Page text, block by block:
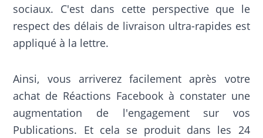
sociaux. C'est dans cette perspective que le
respect des délais de livraison ultra-rapides est
appliqué à la lettre.
Ainsi, vous arriverez facilement après votre
achat de Réactions Facebook à constater une
augmentation de l'engagement sur vos
Publications. Et cela se produit dans les 24